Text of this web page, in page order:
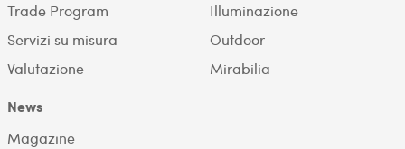
Trade Program
Servizi su misura
Valutazione
Illuminazione
Outdoor
Mirabilia
News
Magazine